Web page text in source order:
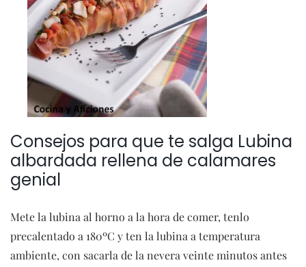
Consejos para que te salga Lubina
albardada rellena de calamares
genial
Mete la lubina al horno a la hora de comer, tenlo
precalentado a 180ºC y ten la lubina a temperatura
ambiente, con sacarla de la nevera veinte minutos antes